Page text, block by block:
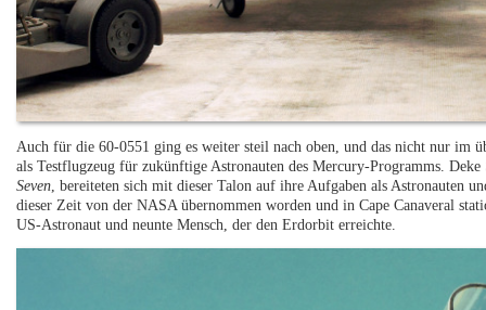
Auch für die 60-0551 ging es weiter steil nach oben, und das nicht nur im
als Testflugzeug für zukünftige Astronauten des Mercury-Programms.
Seven, bereiteten sich mit dieser Talon auf ihre Aufgaben als Astronauten
dieser Zeit von der NASA übernommen worden und in Cape Canaveral
US-Astronaut und neunte Mensch, der den Erdorbit erreichte.